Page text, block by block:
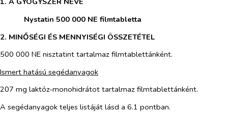
Nystatin 500 000 NE filmtabletta
2. MINŐSÉGI ÉS MENNYISÉGI ÖSSZETÉTEL
500 000 NE nisztatint tartalmaz filmtablettánként.
Ismert hatású segédanyagok
207 mg laktóz-monohidrátot tartalmaz filmtablettánként.
A segédanyagok teljes listáját lásd a 6.1 pontban.